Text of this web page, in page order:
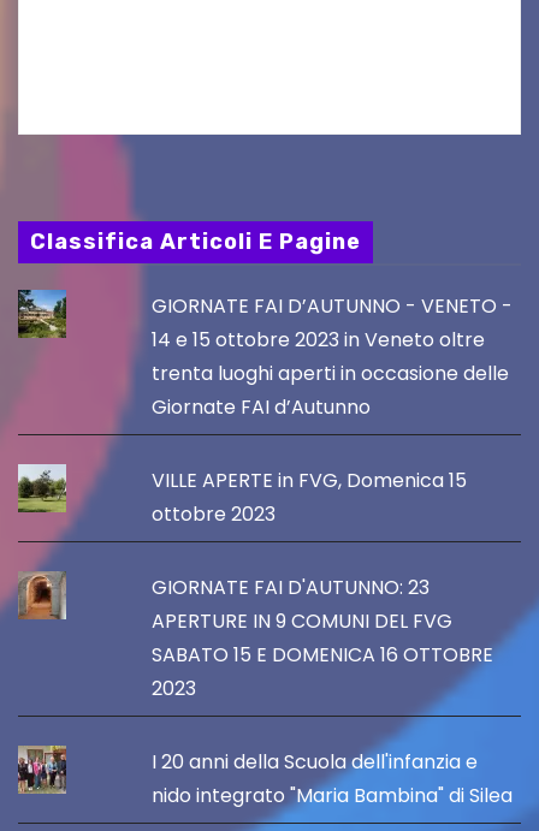
Classifica Articoli E Pagine
GIORNATE FAI D’AUTUNNO - VENETO -
14 e 15 ottobre 2023 in Veneto oltre
trenta luoghi aperti in occasione delle
Giornate FAI d’Autunno
VILLE APERTE in FVG, Domenica 15
ottobre 2023
GIORNATE FAI D'AUTUNNO: 23
APERTURE IN 9 COMUNI DEL FVG
SABATO 15 E DOMENICA 16 OTTOBRE
2023
I 20 anni della Scuola dell'infanzia e
nido integrato "Maria Bambina" di Silea